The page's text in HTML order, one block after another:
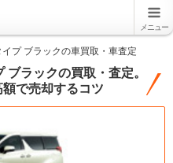
メニュー
プ ブラックの車買取・車査定
ラックの買取・査定。
で売却するコツ